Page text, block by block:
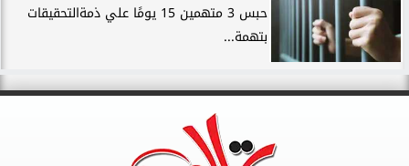
حبس 3 متهمين 15 يومًا علي ذمةالتحقيقات
بتهمة...